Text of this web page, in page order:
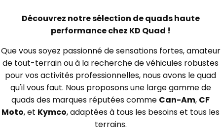
Découvrez notre sélection de quads haute
performance chez KD Quad !
Que vous soyez passionné de sensations fortes, amateur
de tout-terrain ou à la recherche de véhicules robustes
pour vos activités professionnelles, nous avons le quad
qu'il vous faut. Nous proposons une large gamme de
quads des marques réputées comme Can-Am, CF
Moto, et Kymco, adaptées à tous les besoins et tous les
terrains.